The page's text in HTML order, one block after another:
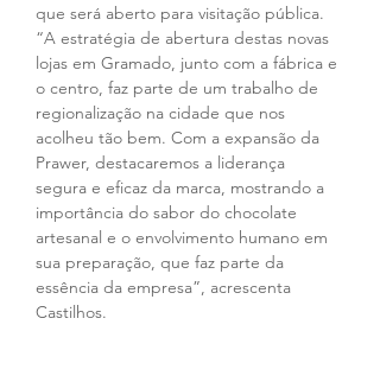
que será aberto para visitação pública.
“A estratégia de abertura destas novas
lojas em Gramado, junto com a fábrica e
o centro, faz parte de um trabalho de
regionalização na cidade que nos
acolheu tão bem. Com a expansão da
Prawer, destacaremos a liderança
segura e eficaz da marca, mostrando a
importância do sabor do chocolate
artesanal e o envolvimento humano em
sua preparação, que faz parte da
essência da empresa”, acrescenta
Castilhos.